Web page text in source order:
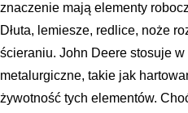
znaczenie mają elementy
Dłuta, lemiesze, redlice, noże
ścieraniu. John Deere stosuje
metalurgiczne, takie jak
żywotność tych elementów.